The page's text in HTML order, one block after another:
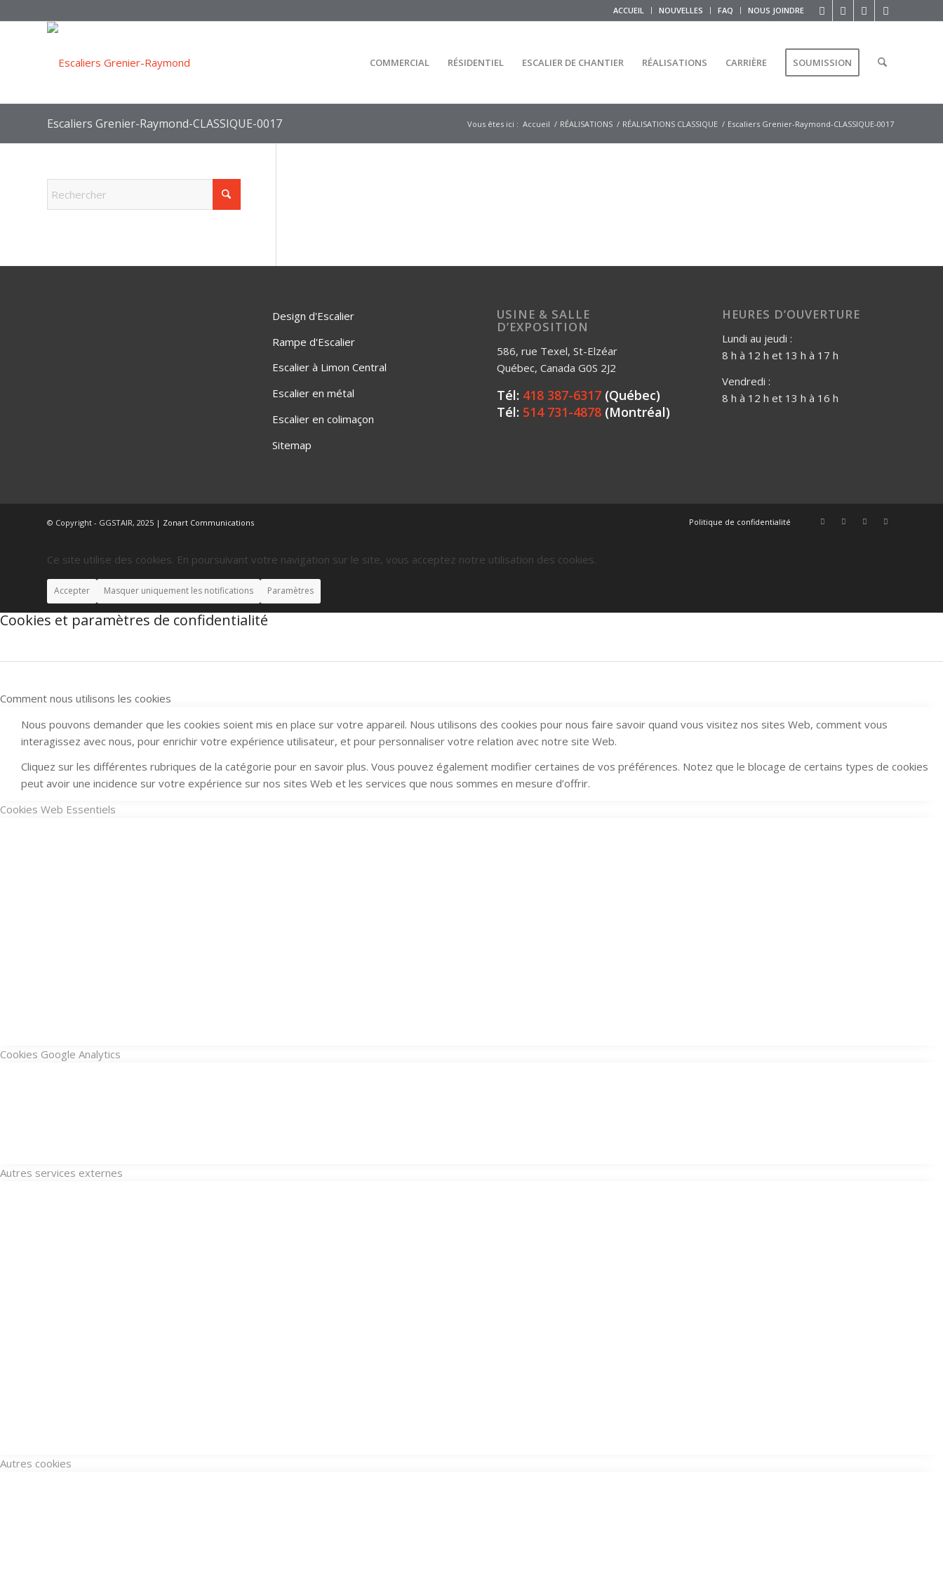
ACCUEIL NOUVELLES FAQ NOUS JOINDRE
COMMERCIAL RÉSIDENTIEL ESCALIER DE CHANTIER RÉALISATIONS CARRIÈRE SOUMISSION
Escaliers Grenier-Raymond-CLASSIQUE-0017 Vous êtes ici : Accueil / RÉALISATIONS / RÉALISATIONS CLASSIQUE / Escaliers Grenier-Raymond-CLASSIQUE-0017
Design d'Escalier
Rampe d'Escalier
Escalier à Limon Central
Escalier en métal
Escalier en colimaçon
Sitemap
USINE & SALLE
D’EXPOSITION
586, rue Texel, St-Elzéar
Québec, Canada G0S 2J2
Tél: 418 387-6317 (Québec)
Tél: 514 731-4878 (Montréal)
HEURES D’OUVERTURE
Lundi au jeudi :
8 h à 12 h et 13 h à 17 h
Vendredi :
8 h à 12 h et 13 h à 16 h
© Copyright - GGSTAIR, 2025 | Zonart Communications Politique de confidentialité
Ce site utilise des cookies. En poursuivant votre navigation sur le site, vous acceptez notre utilisation des cookies.
Accepter Masquer uniquement les notifications Paramètres
Cookies et paramètres de confidentialité
Comment nous utilisons les cookies
Nous pouvons demander que les cookies soient mis en place sur votre appareil. Nous utilisons des cookies pour nous faire savoir quand vous visitez nos sites Web, comment vous
interagissez avec nous, pour enrichir votre expérience utilisateur, et pour personnaliser votre relation avec notre site Web.
Cliquez sur les différentes rubriques de la catégorie pour en savoir plus. Vous pouvez également modifier certaines de vos préférences. Notez que le blocage de certains types de cookies
peut avoir une incidence sur votre expérience sur nos sites Web et les services que nous sommes en mesure d’offrir.
Cookies Web Essentiels
Cookies Google Analytics
Autres services externes
Autres cookies